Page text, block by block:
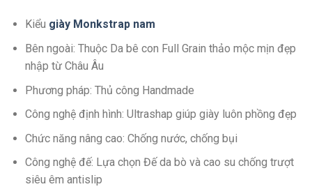
Kiểu giày Monkstrap nam
Bên ngoài: Thuộc Da bê con Full Grain thảo mộc mịn đẹp
nhập từ Châu Âu
Phương pháp: Thủ công Handmade
Công nghệ định hình: Ultrashap giúp giày luôn phồng đẹp
Chức năng nâng cao: Chống nước, chống bụi
Công nghệ đế: Lựa chọn Đế da bò và cao su chống trượt
siêu êm antislip